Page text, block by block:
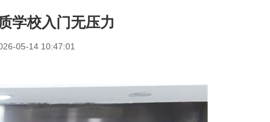
学校入门无压力
05-14 10:47:01